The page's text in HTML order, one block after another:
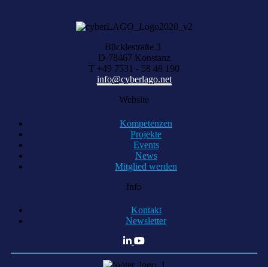
Bücklestraße 3
D-78467 Konstanz
T +49 7531 - 58 48 190
info@cyberlago.net
Website
Kompetenzen
Projekte
Events
News
Mitglied werden
Info
Kontakt
Newsletter